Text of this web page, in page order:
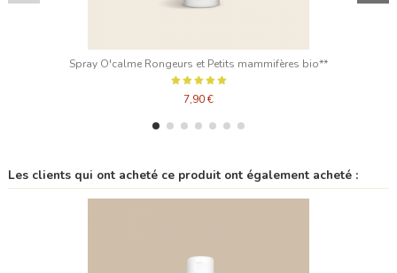
Spray O'calme Rongeurs et Petits mammifères bio**
7,90 €
Les clients qui ont acheté ce produit ont également acheté :